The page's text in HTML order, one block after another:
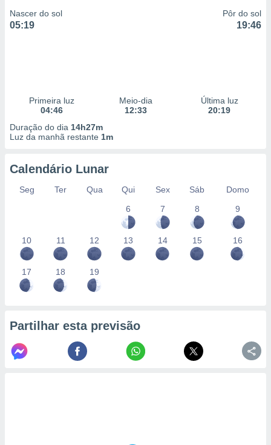
Nascer do sol
05:19
Pôr do sol
19:46
Primeira luz
04:46
Meio-dia
12:33
Última luz
20:19
Duração do dia 14h27m
Luz da manhã restante 1m
Calendário Lunar
Seg Ter Qua Qui Sex Sáb
Domo
6
7 8 9
10 11 12 13 14 15 16
17 18 19
Partilhar esta previsão